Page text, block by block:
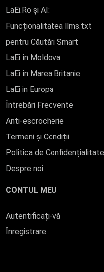
LaEi.Ro și AI:
Funcționalitatea llms.txt
pentru Căutări Smart
LaEi în Moldova
LaEi în Marea Britanie
LaEi in Europa
Întrebări Frecvente
Anti-escrocherie
Termeni și Condiții
Politica de Confidențialitate
Despre noi
CONTUL MEU
Autentificați-vă
Înregistrare